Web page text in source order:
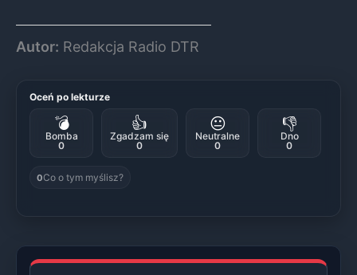
Autor: Redakcja Radio DTR
Oceń po lekturze
💣
Bomba
0
👍
Zgadzam się
0
😐
Neutralne
0
👎
Dno
0
0Co o tym myślisz?